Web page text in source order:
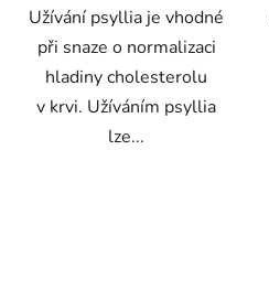
Užívání psyllia je vhodné
při snaze o normalizaci
hladiny cholesterolu
v krvi. Užíváním psyllia
lze...